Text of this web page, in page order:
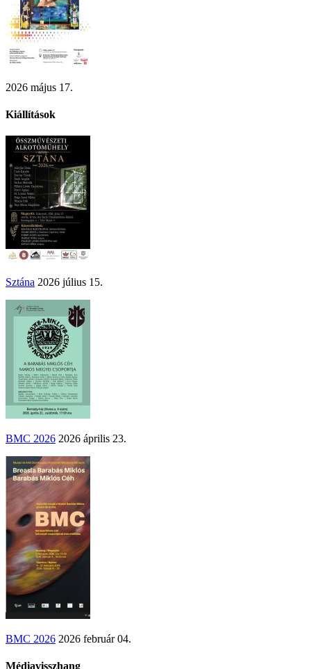
2026 május 17.
Kiállítások
Sztána 2026 július 15.
BMC 2026 2026 április 23.
BMC 2026 2026 február 04.
Médiavisszhang